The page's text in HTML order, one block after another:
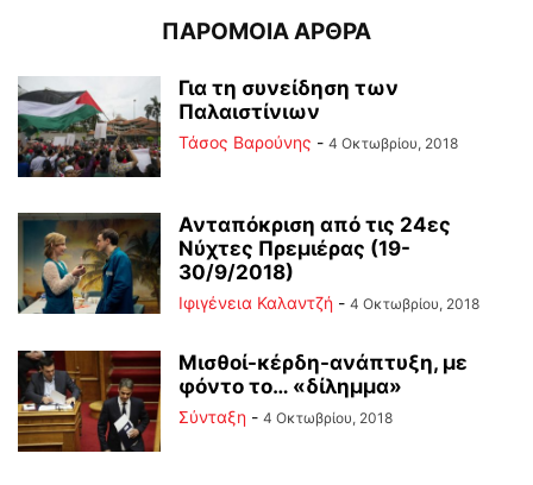
ΠΑΡΟΜΟΙΑ ΑΡΘΡΑ
Για τη συνείδηση των
Παλαιστίνιων
Τάσος Βαρούνης - 4 Οκτωβρίου, 2018
Ανταπόκριση από τις 24ες
Νύχτες Πρεμιέρας (19-
30/9/2018)
Ιφιγένεια Καλαντζή - 4 Οκτωβρίου, 2018
Μισθοί-κέρδη-ανάπτυξη, με
φόντο το… «δίλημμα»
Σύνταξη - 4 Οκτωβρίου, 2018